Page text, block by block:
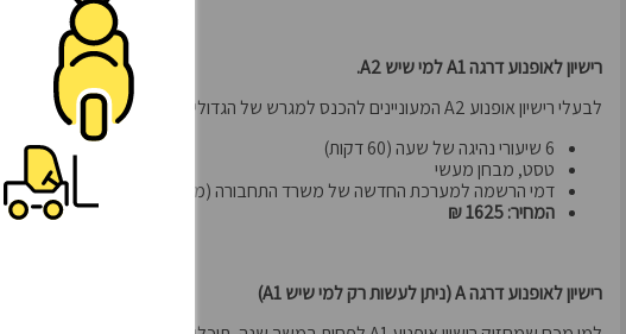
רישיון לאופנוע דרגה A1 למי שיש A2.
לבעלי רישיון אופנוע A2 המעוניינים להכנס למגרש של הגדולים...
6 שיעורי נהיגה של שעה (60 דקות)
טסט, מבחן מעשי
דמי הרשמה למערכת החדשה של משרד התחבורה (מערכת ברוש).
המחיר: 1625 ₪
רישיון לאופנוע דרגה A (ניתן לעשות רק למי שיש A1)